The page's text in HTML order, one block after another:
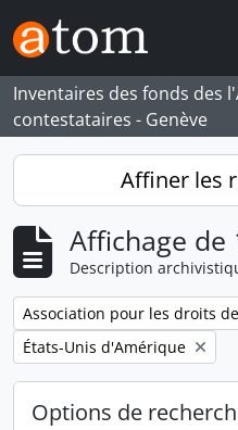
Skip to main content
Inventaires des fonds des
contestataires - Genève
Affiner les
Affichage de
Description
Remove filter:
Remove filter:
États-Unis d'Amérique
Options de